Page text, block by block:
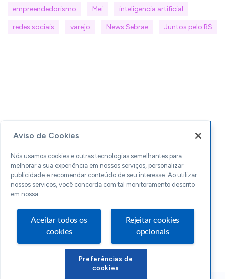
empreendedorismo Mei inteligencia artificial
redes sociais varejo News Sebrae Juntos pelo RS
Aviso de Cookies
Nós usamos cookies e outras tecnologias semelhantes para
melhorar a sua experiência em nossos serviços, personalizar
publicidade e recomendar conteúdo de seu interesse. Ao utilizar
nossos serviços, você concorda com tal monitoramento descrito
em nossa
Aceitar todos os
cookies
Rejeitar cookies
opcionais
Preferências de
cookies